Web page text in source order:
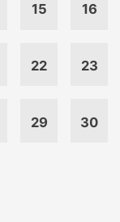
15 16
22 23
29 30